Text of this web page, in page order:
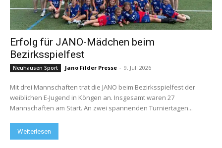
Erfolg für JANO-Mädchen beim
Bezirksspielfest
Neuhausen Sport Jano Filder Presse - 9. Juli 2026
Mit drei Mannschaften trat die JANO beim Bezirksspielfest der
weiblichen E-Jugend in Köngen an. Insgesamt waren 27
Mannschaften am Start. An zwei spannenden Turniertagen...
Weiterlesen